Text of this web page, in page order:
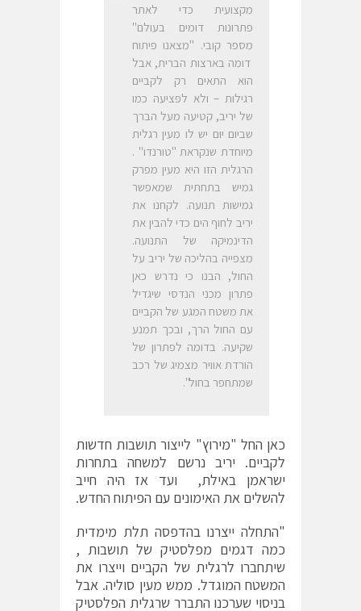
מקצועית כדי לאתר
פתרונות דומים בעולם"
מספר קובי. "מצאנו פיתוח
דומה בארצות הברית, אבל
הוא התאים רק לקביים
רגילות – ולא לפציעה כמו
של יריב, קטיעה מעל הברך
שביום יום יש לו מעין רגלית
מיוחדת שנקראת "טורנדו" .
הרגלית הזו היא מעין מפרק
גמיש בתחתית שמאפשר
גמישות תנועה. לקחנו את
יריב לחוף הים כדי להבין את
הדינמיקה של התנועה.
מצפייה בהליכה של יריב על
החול, הבנו כי נדרש כאן
פתרון מכני הנדסי שיגדיל
את משטח המגע של הקביים
עם החול הרך, ובכך תמנע
שקיעה. בדומה לפתרון של
הורדת אוויר מצמיג של רכב
שמתחפר בחול".
כאן החל "מירוץ" לייצור תושבות חדשות
לקביים. יריב נרשם למשחה בתחרות
ישראמן באילת, ועד אז היה חייב
להשלים את האימונים עם הפיתוח החדש.
"התחלה ייצרנו בהדפסה תלת מימדית
כמה דגמים מפלסטיק של תושבות ,
שיתחברו לרגלית של הקביים וייצרו את
המשטח המוגדל. ממש מעין סוליה. אבל
בניסוי שערכנו התברר שרגלית הפלסטיק